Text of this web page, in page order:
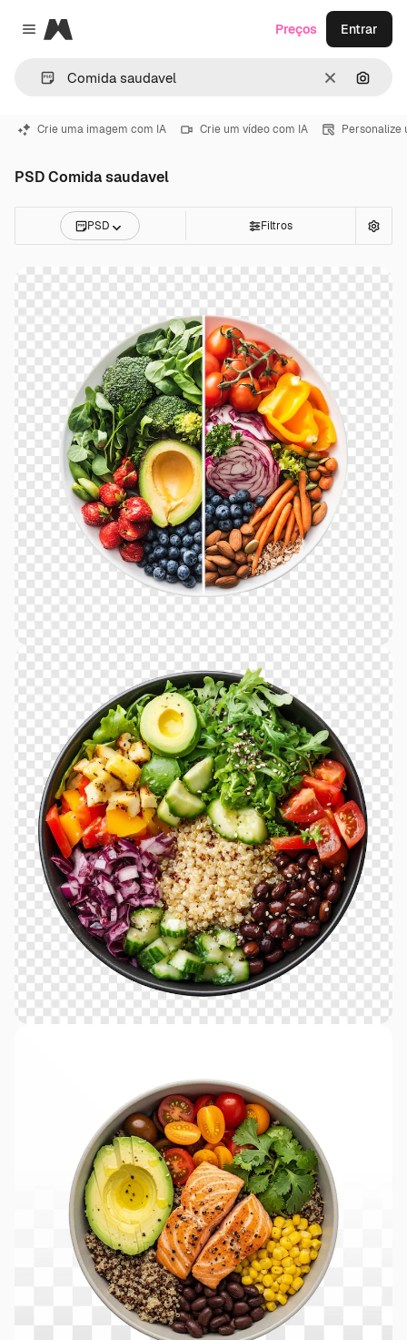
Close menu
Magnific
Limpar
Preços Entrar
Crie uma imagem com IA Crie um vídeo com IA Personalize
PSD Comida saudavel
PSD Filtros